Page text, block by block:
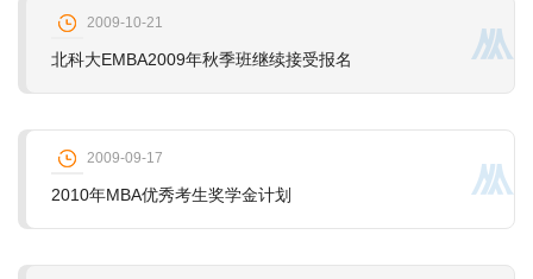
2009-10-21
北科大EMBA2009年秋季班继续接受报名
2009-09-17
2010年MBA优秀考生奖学金计划